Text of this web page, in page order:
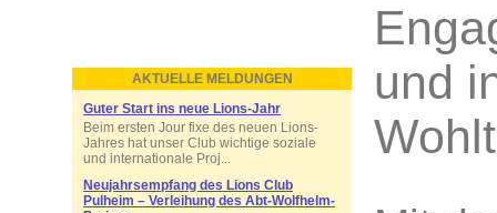
AKTUELLE MELDUNGEN
Guter Start ins neue Lions-Jahr
Beim ersten Jour fixe des neuen Lions-
Jahres hat unser Club wichtige soziale
und internationale Proj...
Neujahrsempfang des Lions Club
Pulheim – Verleihung des Abt-Wolfhelm-
und